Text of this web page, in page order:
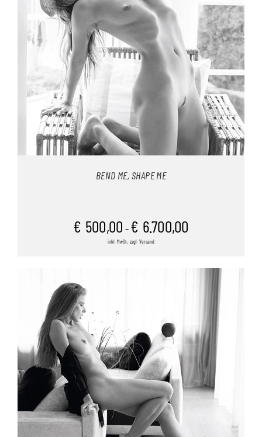
BEND ME, SHAPE ME
€ 500,00 – € 6.700,00
inkl. MwSt., zzgl. Versand